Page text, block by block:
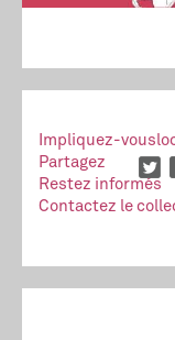
Impliquez-vous
Partagez
Restez informés
Contactez le